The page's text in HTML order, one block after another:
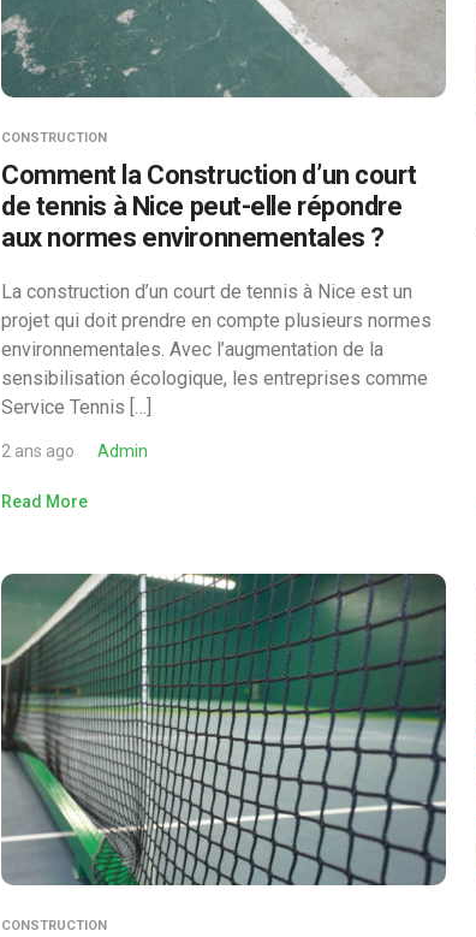
CONSTRUCTION
Comment la Construction d’un court
de tennis à Nice peut-elle répondre
aux normes environnementales ?
La construction d’un court de tennis à Nice est un
projet qui doit prendre en compte plusieurs normes
environnementales. Avec l’augmentation de la
sensibilisation écologique, les entreprises comme
Service Tennis […]
2 ans ago Admin
Read More
CONSTRUCTION